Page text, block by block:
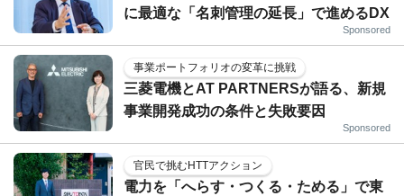
に最適な「名刺管理の延長」で進めるDX
Sponsored
事業ポートフォリオの変革に挑戦
三菱電機とAT PARTNERSが語る、新規
事業開発成功の条件と失敗要因
Sponsored
官民で挑むHTTアクション
電力を「へらす・つくる・ためる」で東